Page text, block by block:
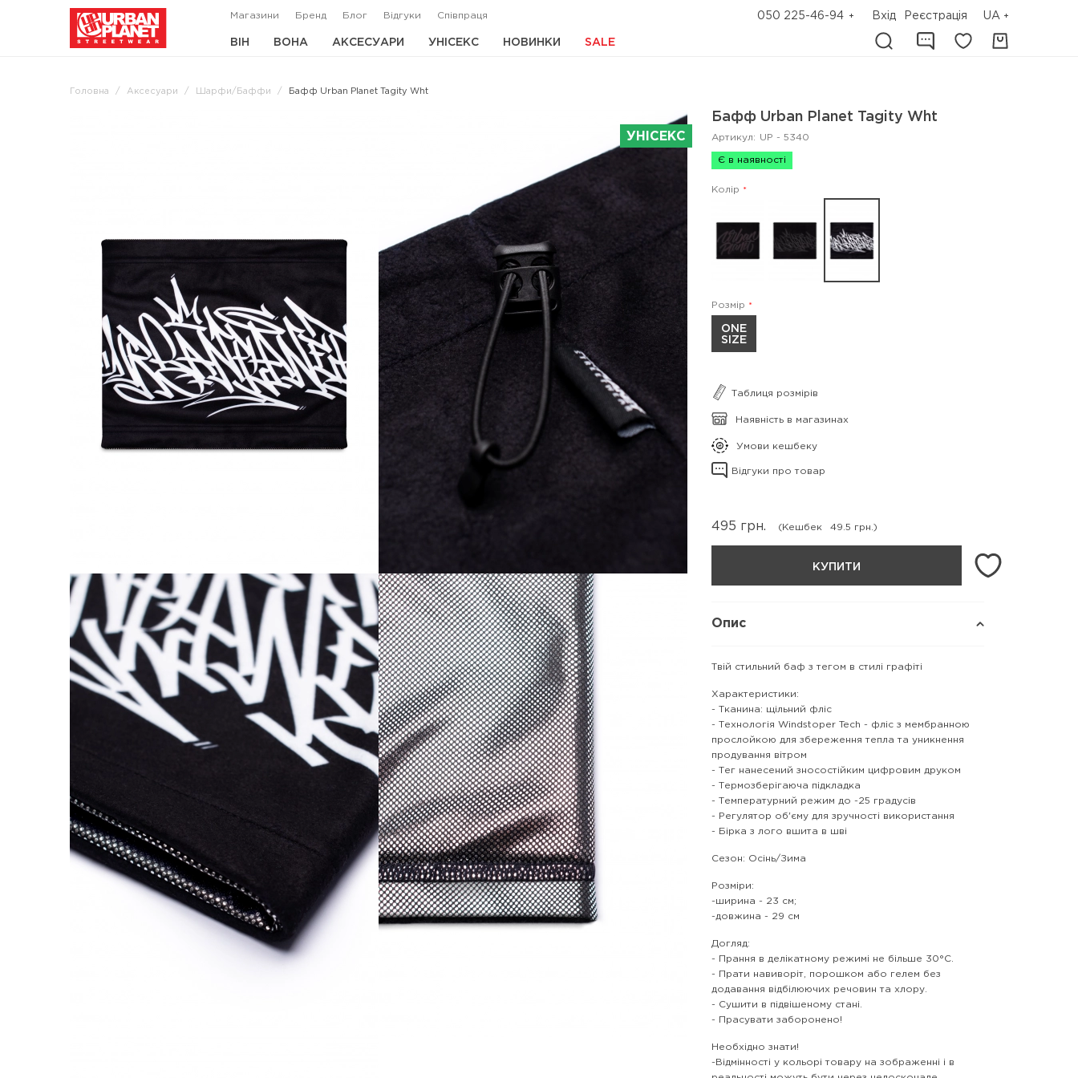
Магазини Бренд Блог Відгуки Співпраця 050 225-46-94 Вхід Реєстрація UA
ВІН ВОНА АКСЕСУАРИ УНІСЕКС НОВИНКИ SALE
Головна Аксесуари Шарфи/Баффи Бафф Urban Planet Tagity Wht
УНІСЕКС
Бафф Urban Planet Tagity Wht
Артикул: UP - 5340
Є в наявності
Колір
Розмір
ONE
SIZE
Таблиця розмірів
Наявність в магазинах
Умови кешбеку
Відгуки про товар
495 грн. (Кешбек 49.5 грн.)
КУПИТИ
Опис
Твій стильний баф з тегом в стилі графіті
Характеристики:
- Тканина: щільний фліс
- Технологія Windstoper Tech - фліс з мембранною
прослойкою для збереження тепла та уникнення
продування вітром
- Тег нанесений зносостійким цифровим друком
- Термозберігаюча підкладка
- Температурний режим до -25 градусів
- Регулятор об'єму для зручності використання
- Бірка з лого вшита в шві
Сезон: Осінь/Зима
Розміри:
-ширина - 23 см;
-довжина - 29 см
Догляд:
- Прання в делікатному режимі не більше 30°C.
- Прати навиворіт, порошком або гелем без
додавання відбілюючих речовин та хлору.
- Сушити в підвішеному стані.
- Прасувати заборонено!
Необхідно знати!
-Відмінності у кольорі товару на зображенні і в